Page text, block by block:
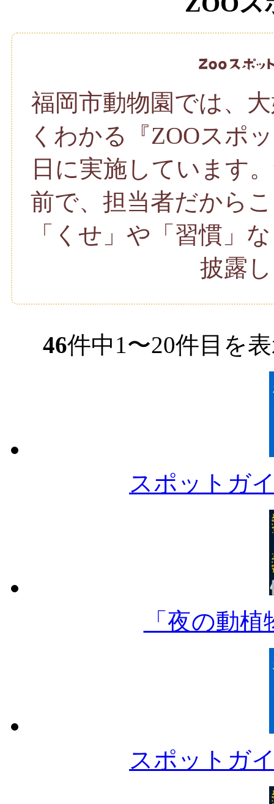
福岡市動物園では、
くわかる『ZOOスポ
日に実施しています
前で、担当者だから
「くせ」や「習慣」
披露
46件中1〜20件目を
スポットガ
「夜の動
スポットガ